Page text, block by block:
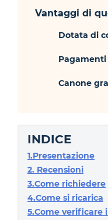
Vantaggi di
Dotata di
Canone
INDICE
1.Presentazione
2. Recensioni
3.Come richiedere
4.Come si ricarica
5.Come verificare